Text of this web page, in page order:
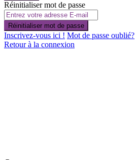
Réinitialiser mot de passe
Réinitialiser mot de passe
Inscrivez-vous ici ! Mot de passe oublié?
Retour à la connexion